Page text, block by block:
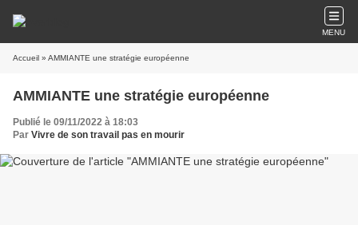
MENU
Accueil » AMMIANTE une stratégie européenne
AMMIANTE une stratégie européenne
Publié le 09/11/2022 à 18:03
Par Vivre de son travail pas en mourir